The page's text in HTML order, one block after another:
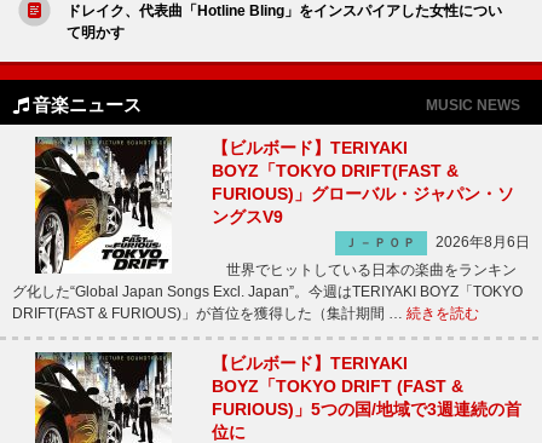
ドレイク、代表曲「Hotline Bling」をインスパイアした女性につい
て明かす
音楽ニュース MUSIC NEWS
【ビルボード】TERIYAKI
BOYZ「TOKYO DRIFT(FAST &
FURIOUS)」グローバル・ジャパン・ソ
ングスV9
Ｊ－ＰＯＰ
2026年8月6日
世界でヒットしている日本の楽曲をランキン
グ化した“Global Japan Songs Excl. Japan”。今週はTERIYAKI BOYZ「TOKYO
DRIFT(FAST & FURIOUS)」が首位を獲得した（集計期間 … 続きを読む
【ビルボード】TERIYAKI
BOYZ「TOKYO DRIFT (FAST &
FURIOUS)」5つの国/地域で3週連続の首
位に